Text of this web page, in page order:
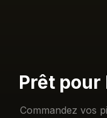
Prêt pour
Commandez vos